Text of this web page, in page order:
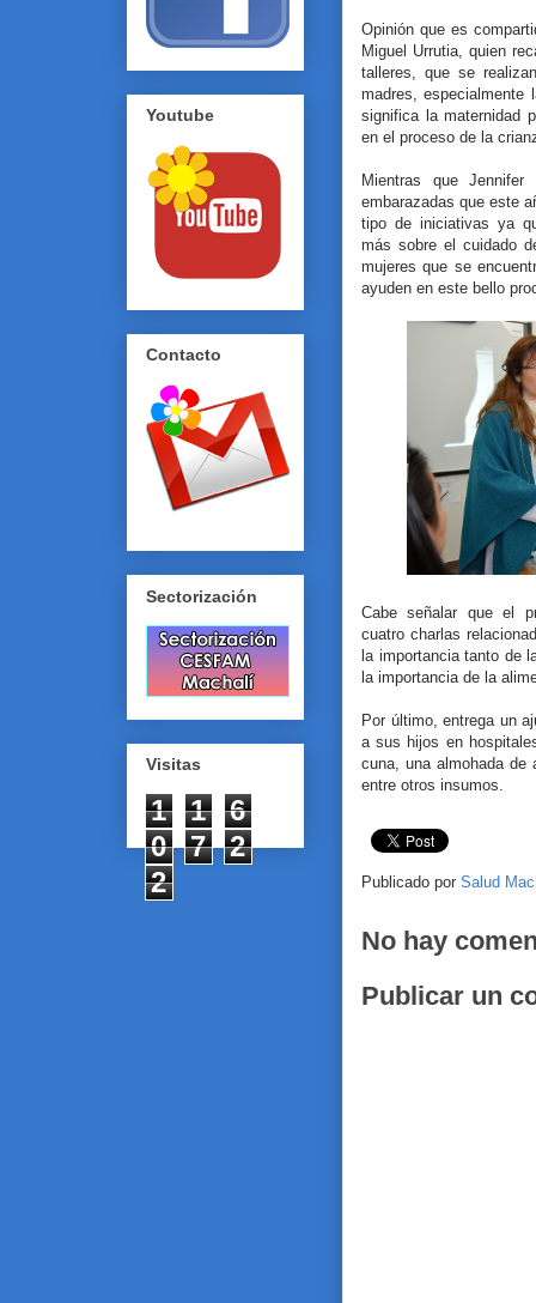
Opinión que es
Miguel Urrutia, quien
talleres, que se
madres, especialmente
significa la maternidad
en el proceso de la
Mientras que
embarazadas que este
tipo de iniciativas ya
más sobre el cuidado
mujeres que se
ayuden en este bello
Cabe señalar que el
cuatro charlas
la importancia tanto de
la importancia de la
Por último, entrega un
a sus hijos en
cuna, una almohada de
entre otros insumos.
Publicado por Salud
No hay
Publicar un
Youtube
Contacto
Sectorización
Visitas
1 1
6
0
7
2
2